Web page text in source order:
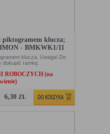
piktogramem klucza;
- BMKWK1/11
klucza. Uwaga! Do
dokupić ramkę.
ROBOCZYCH (na
6,30 ZŁ